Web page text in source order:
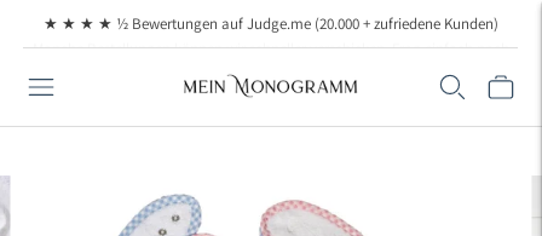
★ ★ ★ ★ ½ Bewertungen auf Judge.me (20.000 + zufriedene Kunden)
Manche Bestellungen können wir schneller verschicken. Frag einfach nach,